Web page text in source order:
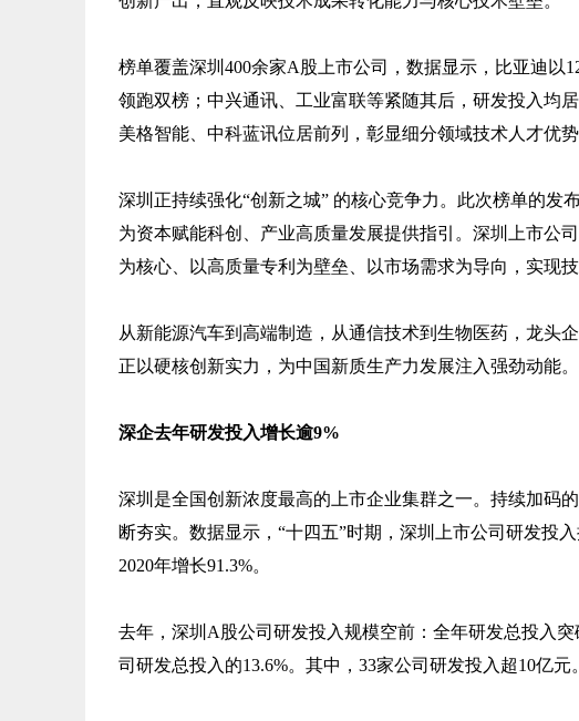
榜单覆盖深圳400余家A股上市公司，数据显示，比亚迪以
领跑双榜；中兴通讯、工业富联等紧随其后，研发投入均
美格智能、中科蓝讯位居前列，彰显细分领域技术人才优势
深圳正持续强化“创新之城” 的核心竞争力。此次榜单的发
为资本赋能科创、产业高质量发展提供指引。深圳上市公
为核心、以高质量专利为壁垒、以市场需求为导向，实现
从新能源汽车到高端制造，从通信技术到生物医药，龙头
正以硬核创新实力，为中国新质生产力发展注入强劲动能。
深企去年研发投入增长逾9%
深圳是全国创新浓度最高的上市企业集群之一。持续加码
断夯实。数据显示，“十四五”时期，深圳上市公司研发投
2020年增长91.3%。
去年，深圳A股公司研发投入规模空前：全年研发总投入
司研发总投入的13.6%。其中，33家公司研发投入超10亿元。